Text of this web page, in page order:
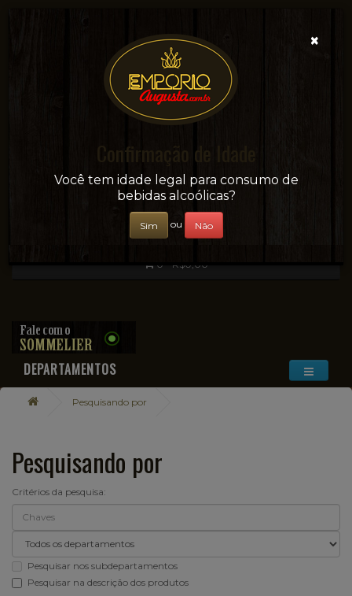
Sua conveniência e adega on-line!
0 - R$0,00
DEPARTAMENTOS
Pesquisando por
Pesquisando por
Critérios da pesquisa:
Pesquisar nos subdepartamentos
Pesquisar na descrição dos produtos
×
Confirmação de Idade
Você tem idade legal para consumo de
bebidas alcoólicas?
Sim ou Não